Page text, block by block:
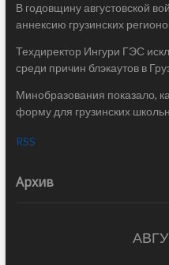
В годовщину августовской
аннексию грузинских
Техдиректор Ингури ГЭС
среди причин блэкаутов в
Минобразования показало,
форму для грузинских
RSS
Архив